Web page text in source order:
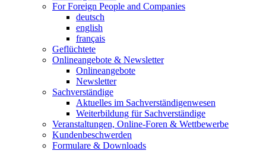
For Foreign People and Companies
deutsch
english
français
Geflüchtete
Onlineangebote & Newsletter
Onlineangebote
Newsletter
Sachverständige
Aktuelles im Sachverständigenwesen
Weiterbildung für Sachverständige
Veranstaltungen, Online-Foren & Wettbewerbe
Kundenbeschwerden
Formulare & Downloads